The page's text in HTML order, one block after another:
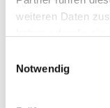
weiteren Daten
Notwendig
Propaganda
Zeit direkt
damals 25
Reise von